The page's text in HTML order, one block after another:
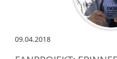
09.04.2018